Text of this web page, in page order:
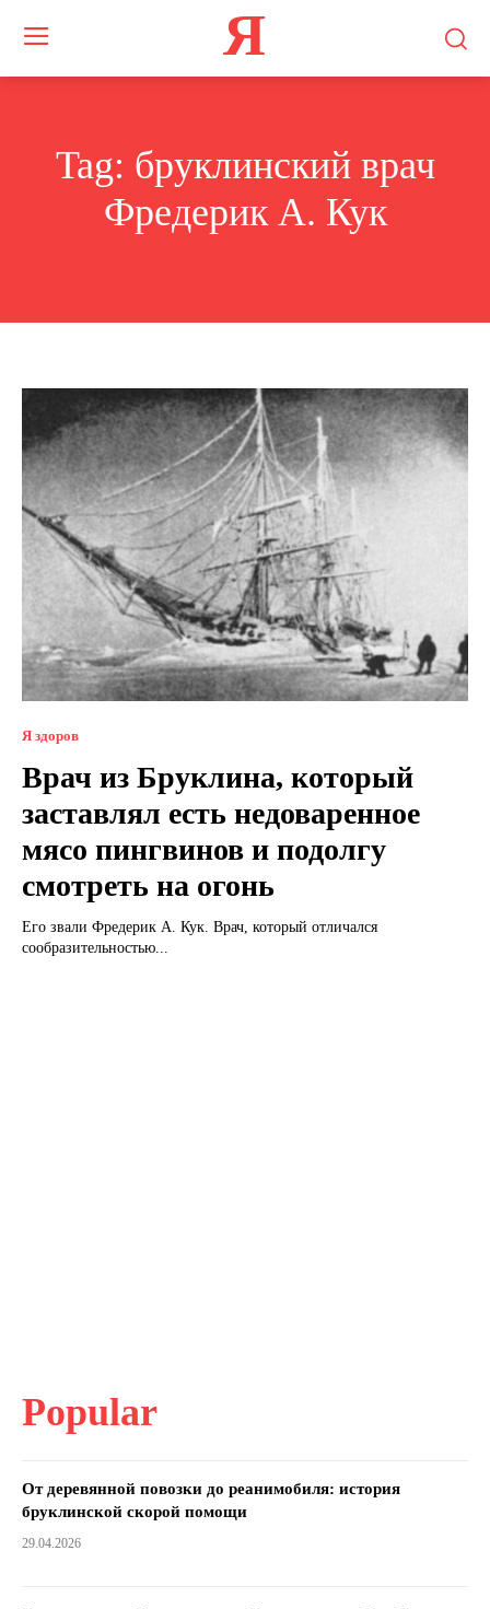
Я
Tag: бруклинский врач
Фредерик А. Кук
Я здоров
Врач из Бруклина, который
заставлял есть недоваренное
мясо пингвинов и подолгу
смотреть на огонь
Его звали Фредерик А. Кук. Врач, который отличался
сообразительностью...
Popular
От деревянной повозки до реанимобиля: история
бруклинской скорой помощи
29.04.2026